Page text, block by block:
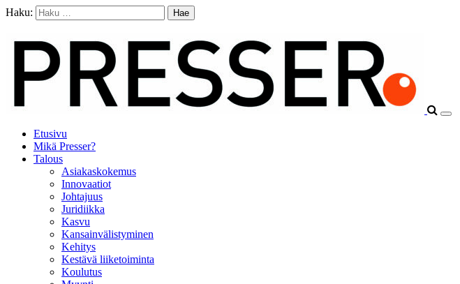
Haku:
Etusivu
Mikä Presser?
Talous
Asiakaskokemus
Innovaatiot
Johtajuus
Juridiikka
Kasvu
Kansainvälistyminen
Kehitys
Kestävä liiketoiminta
Koulutus